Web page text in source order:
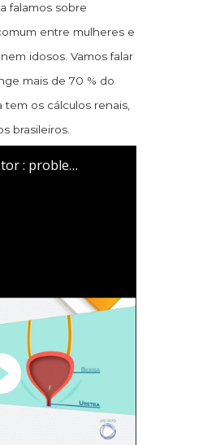
falamos sobre
entre mulheres e
idosos. Vamos falar
mais de 70 % do
tem os cálculos renais,
brasileiros.